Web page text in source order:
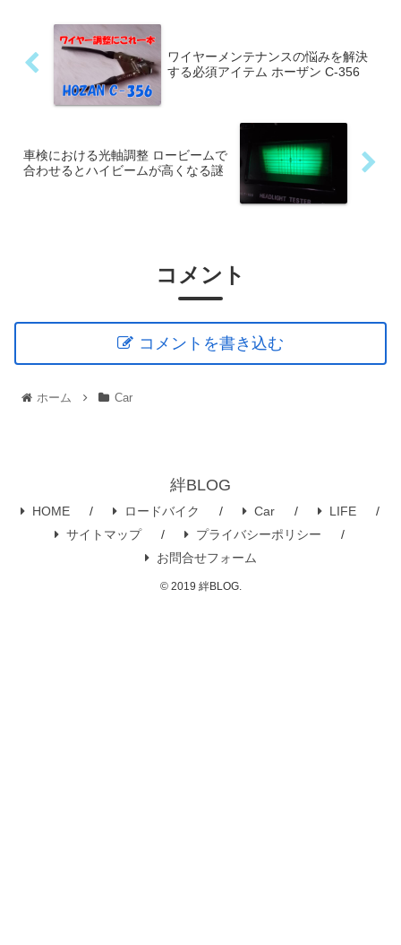
ワイヤーメンテナンスの悩みを解決
する必須アイテム ホーザン C-356
車検における光軸調整 ロービームで
合わせるとハイビームが高くなる謎
コメント
コメントを書き込む
ホーム Car
絆BLOG
HOME ロードバイク Car
LIFE
サイトマップ
プライバシーポリシー
お問合せフォーム
© 2019 絆BLOG.